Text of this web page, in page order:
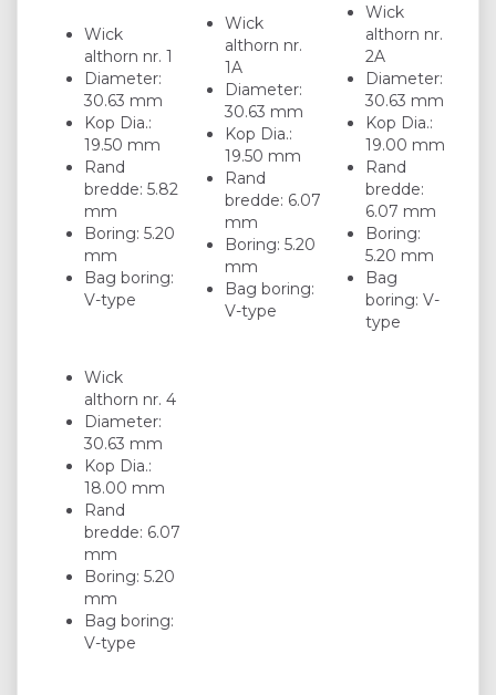
Wick
althorn nr. 1
Diameter:
30.63 mm
Kop Dia.:
19.50 mm
Rand
bredde: 5.82
mm
Boring: 5.20
mm
Bag boring:
V-type
Wick
althorn nr.
1A
Diameter:
30.63 mm
Kop Dia.:
19.50 mm
Rand
bredde: 6.07
mm
Boring: 5.20
mm
Bag boring:
V-type
Wick
althorn nr.
2A
Diameter:
30.63 mm
Kop Dia.:
19.00 mm
Rand
bredde:
6.07 mm
Boring:
5.20 mm
Bag
boring: V-
type
Wick
althorn nr. 4
Diameter:
30.63 mm
Kop Dia.:
18.00 mm
Rand
bredde: 6.07
mm
Boring: 5.20
mm
Bag boring:
V-type